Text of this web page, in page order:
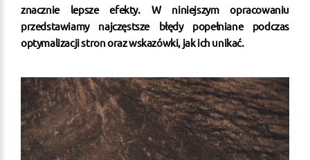
znacznie lepsze efekty. W niniejszym opracowaniu
przedstawiamy najczęstsze błędy popełniane podczas
optymalizacji stron oraz wskazówki, jak ich unikać.